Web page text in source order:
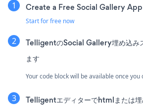
Create a Free Social Gallery App
Start for free now
TelligentのSocial Gallery埋め込み
ます
Your code block will be available once
Telligentエディターでhtmlまたは埋